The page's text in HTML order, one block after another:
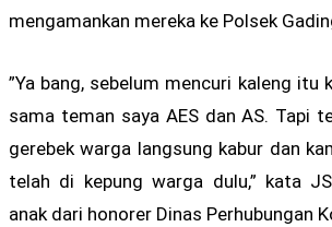
mengamankan mereka ke Polsek
”Ya bang, sebelum mencuri kaleng itu
sama teman saya AES dan AS. Tapi
gerebek warga langsung kabur dan
telah di kepung warga dulu,” kata
anak dari honorer Dinas Perhubungan